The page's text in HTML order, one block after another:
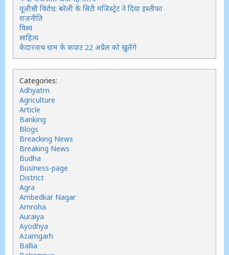
यूजीसी विरोध: बरेली के सिटी मजिस्ट्रेट ने दिया इस्तीफा
राजनीति
विश्व
साहित्य
केदारनाथ धाम के कपाट 22 अप्रैल को खुलेंगे
Categories:
Adhyatm
Agriculture
Article
Banking
Blogs
Breacking News
Breaking News
Budha
Business-page
District
Agra
Ambedkar Nagar
Amroha
Auraiya
Ayodhya
Azamgarh
Ballia